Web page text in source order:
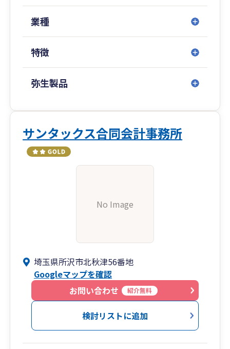
業種
特徴
弥生製品
サンタックス合同会計事務所
No Image
埼玉県所沢市北秋津56番地
Googleマップを確認
お問い合わせ
紹介無料
検討リストに追加